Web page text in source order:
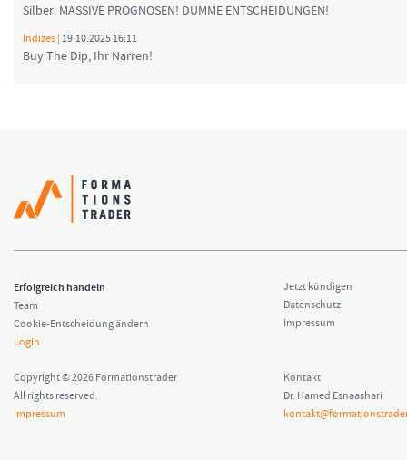
Silber: MASSIVE PROGNOSEN! DUMME ENTSCHEIDUNGEN!
Indizes | 19.10.2025 16:11
Buy The Dip, Ihr Narren!
Erfolgreich handeln
Team
Cookie-Entscheidung ändern
Login
Jetzt kündigen
Datenschutz
Impressum
Copyright © 2026 Formationstrader
All rights reserved.
Impressum
Kontakt
Dr. Hamed Esnaashari